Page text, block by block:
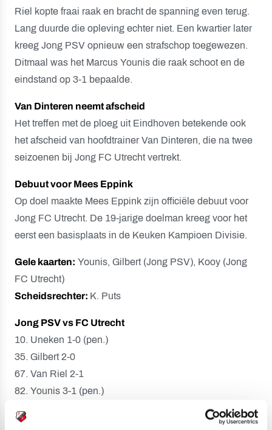
Riel kopte fraai raak en bracht de spanning even terug.
Lang duurde die opleving echter niet. Een kwartier later
kreeg Jong PSV opnieuw een strafschop toegewezen.
Ditmaal was het Marcus Younis die raak schoot en de
eindstand op 3-1 bepaalde.
Van Dinteren neemt afscheid
Het treffen met de ploeg uit Eindhoven betekende ook
het afscheid van hoofdtrainer Van Dinteren, die na twee
seizoenen bij Jong FC Utrecht vertrekt.
Debuut voor Mees Eppink
Op doel maakte Mees Eppink zijn officiële debuut voor
Jong FC Utrecht. De 19-jarige doelman kreeg voor het
eerst een basisplaats in de Keuken Kampioen Divisie.
Gele kaarten: Younis, Gilbert (Jong PSV), Kooy (Jong
FC Utrecht)
Scheidsrechter: K. Puts
Jong PSV vs FC Utrecht
10. Uneken 1-0 (pen.)
35. Gilbert 2-0
67. Van Riel 2-1
82. Younis 3-1 (pen.)
Opstelling J